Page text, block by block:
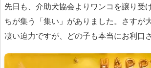
先日も、介助犬協会よりワンコを譲り受
ちが集う「集い」がありました。さすが
凄い迫力ですが、どの子も本当にお利口